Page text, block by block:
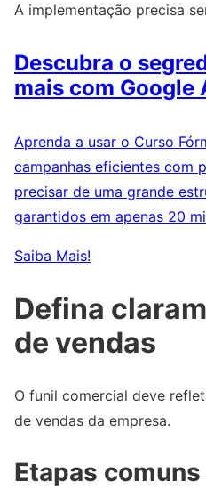
A implementação precisa
Descubra o
mais com Google
Aprenda a usar o Curso
campanhas eficientes com
precisar de uma grande
garantidos em apenas 20
Saiba Mais!
Defina
de vendas
O funil comercial deve
de vendas da empresa.
Etapas